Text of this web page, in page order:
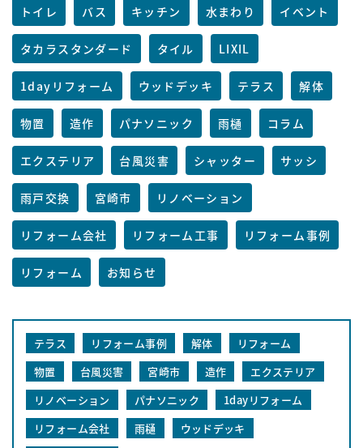
トイレ バス キッチン 水まわり イベント
タカラスタンダード タイル LIXIL
1dayリフォーム ウッドデッキ テラス 解体
物置 造作 パナソニック 雨樋 コラム
エクステリア 台風災害 シャッター サッシ
雨戸交換 宮崎市 リノベーション
リフォーム会社 リフォーム工事 リフォーム事例
リフォーム お知らせ
テラス リフォーム事例 解体
リフォーム
物置
台風災害 宮崎市 造作
エクステリア
リノベーション
パナソニック
1dayリフォーム
リフォーム会社
雨樋
ウッドデッキ